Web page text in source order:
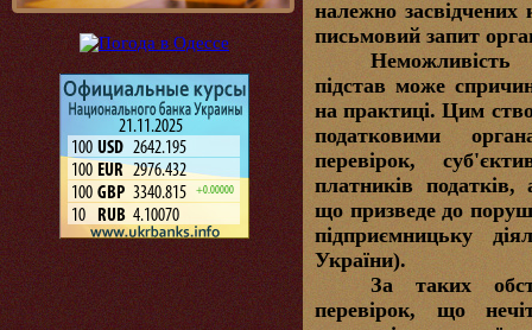
належно засвідчених
письмовий запит
Неможливість
підстав може
на практиці. Цим
податковими
перевірок,
платників податків,
що призведе до
підприємницьку
України).
За таких
перевірок, що